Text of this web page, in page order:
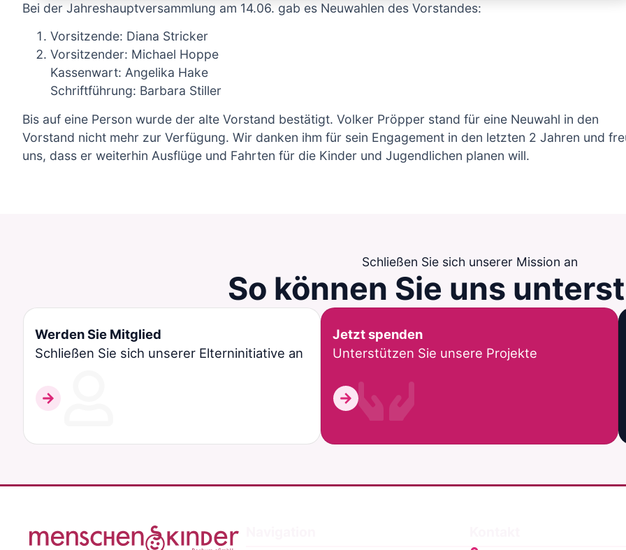
Bei der Jahreshauptversammlung am 14.06. gab es Neuwahlen des Vorstandes:
Vorsitzende: Diana Stricker
Vorsitzender: Michael Hoppe
Kassenwart: Angelika Hake
Schriftführung: Barbara Stiller
Bis auf eine Person wurde der alte Vorstand bestätigt. Volker Pröpper stand für eine Neuwahl in den
Vorstand nicht mehr zur Verfügung. Wir danken ihm für sein Engagement in den letzten 2 Jahren und
uns, dass er weiterhin Ausflüge und Fahrten für die Kinder und Jugendlichen planen will.
Schließen Sie sich unserer Mission an
So können Sie uns
Werden Sie Mitglied
Schließen Sie sich unserer Elterninitiative an
Jetzt spenden
Unterstützen Sie unsere Projekte